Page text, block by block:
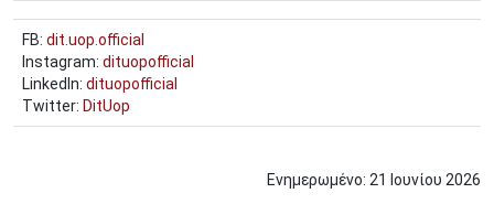
FB: dit.uop.official
Instagram: dituopofficial
LinkedIn: dituopofficial
Twitter: DitUop
Ενημερωμένο: 21 Ιουνίου 2026